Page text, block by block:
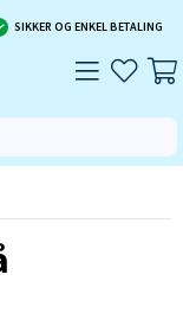
SIKKER OG ENKEL BETALING